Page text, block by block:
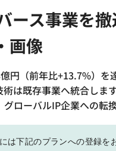
ース事業を
画像
円（前年比+13.7%）
は既存事業へ統合しま
ローバルIP企業への転
は下記のプランへの登録を